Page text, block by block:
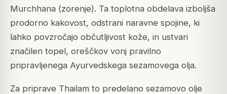
Murchhana (zorenje). Ta toplotna obdelava izboljša
prodorno kakovost, odstrani naravne spojine, ki
lahko povzročajo občutljivost kože, in ustvari
značilen topel, oreščkov vonj pravilno
pripravljenega Ayurvedskega sezamovega olja.
Za priprave Thailam to predelano sezamovo olje